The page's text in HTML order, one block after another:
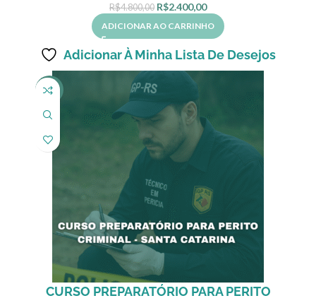
R$4.800,00 R$2.400,00
ADICIONAR AO CARRINHO
Adicionar À Minha Lista De Desejos
-49%
CURSO PREPARATÓRIO PARA PERITO